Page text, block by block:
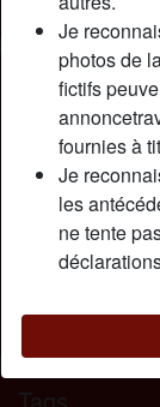
Je
photos de
fictifs
fournies à
Je
les
ne tente
Fumeur(euse):
Trav passif
cherche
avaler le
hommes suis
va et vient
Homme,